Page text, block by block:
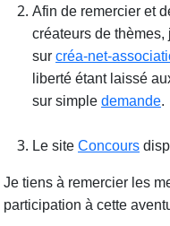
Afin de remercier et
créateurs de
sur créa-net-
liberté étant laissé
sur simple demande.
Le site Concours
Je tiens à remercier les
participation à cette